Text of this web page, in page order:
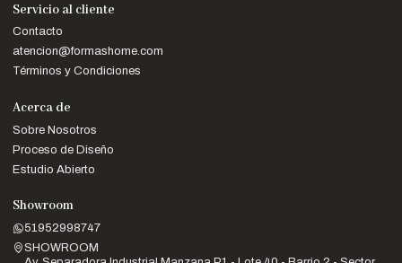
Servicio al cliente
Contacto
atencion@formashome.com
Términos y Condiciones
Acerca de
Sobre Nosotros
Proceso de Diseño
Estudio Abierto
Showroom
51952998747
SHOWROOM